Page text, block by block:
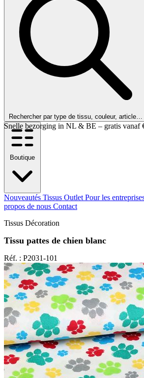
Rechercher par type de tissu, couleur, article…
Nos clients nous notent 9,6 !
Boutique
Nouveautés Tissus Outlet Pour les
propos de nous Contact
Tissus Décoration
Tissu pattes de chien blanc
Réf. : P2031-101